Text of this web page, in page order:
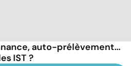
auto-prélèvement...
IST ?